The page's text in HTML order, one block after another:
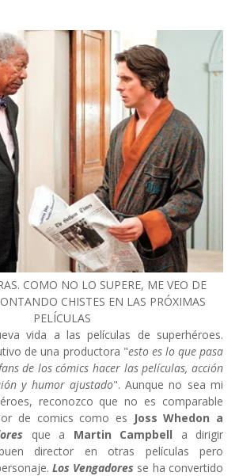
COMO NO LO SUPERE, ME VEO DE
CHISTES EN LAS PRÓXIMAS
PELÍCULAS
vida a las películas de superhéroes.
de una productora "esto es lo que pasa
de los cómics hacer las películas, acción
y humor ajustado". Aunque no sea mi
reconozco que no es comparable
de comics como es Joss Whedon a
que a Martin Campbell a dirigir
director en otras películas pero
Los Vengadores se ha convertido